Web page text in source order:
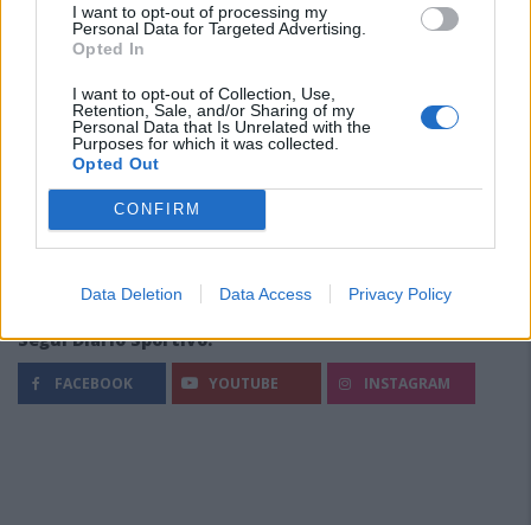
I want to opt-out of processing my
Personal Data for Targeted Advertising.
Opted In
I want to opt-out of Collection, Use,
Retention, Sale, and/or Sharing of my
Personal Data that Is Unrelated with the
Purposes for which it was collected.
Opted Out
CONFIRM
Data Deletion Data Access Privacy Policy
Segui Diario Sportivo:
FACEBOOK YOUTUBE INSTAGRAM